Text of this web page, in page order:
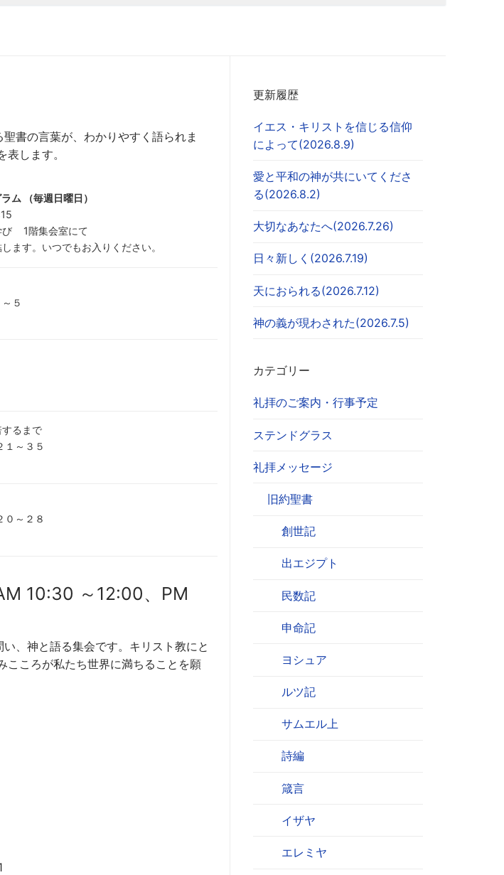
書の言葉が、わかりやすく語られま
します。
ム （毎週日曜日）
び 1階集会室にて
ます。いつでもお入りください。
５
るまで
１～３５
０～２８
10:30 ～12:00、PM
、神と語る集会です。キリスト教にと
こころが私たち世界に満ちることを願
更新履歴
イエス・キリストを信じる信仰
によって(2026.8.9)
愛と平和の神が共にいてくださ
る(2026.8.2)
大切なあなたへ(2026.7.26)
日々新しく(2026.7.19)
天におられる(2026.7.12)
神の義が現わされた(2026.7.5)
カテゴリー
礼拝のご案内・行事予定
ステンドグラス
礼拝メッセージ
旧約聖書
創世記
出エジプト
民数記
申命記
ヨシュア
ルツ記
サムエル上
詩編
箴言
イザヤ
エレミヤ